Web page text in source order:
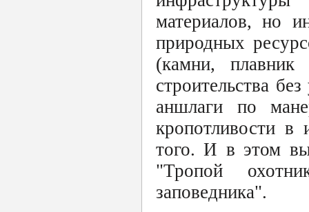
материалов, но
природных
(камни,
строительства
аншлаги по
кропотливости в
того. И в этом вы
"Тропой
заповедника".